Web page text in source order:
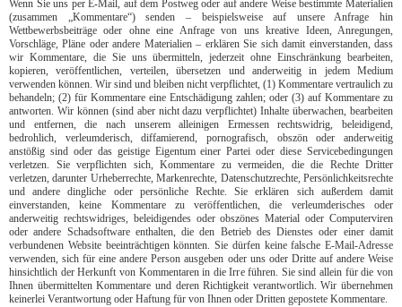
Wenn Sie uns per E-Mail, auf dem Postweg oder auf andere Weise bestimmte Materialien
(zusammen „Kommentare“) senden – beispielsweise auf unsere Anfrage hin
Wettbewerbsbeiträge oder ohne eine Anfrage von uns kreative Ideen, Anregungen,
Vorschläge, Pläne oder andere Materialien – erklären Sie sich damit einverstanden, dass
wir Kommentare, die Sie uns übermitteln, jederzeit ohne Einschränkung bearbeiten,
kopieren, veröffentlichen, verteilen, übersetzen und anderweitig in jedem Medium
verwenden können. Wir sind und bleiben nicht verpflichtet, (1) Kommentare vertraulich zu
behandeln; (2) für Kommentare eine Entschädigung zahlen; oder (3) auf Kommentare zu
antworten. Wir können (sind aber nicht dazu verpflichtet) Inhalte überwachen, bearbeiten
und entfernen, die nach unserem alleinigen Ermessen rechtswidrig, beleidigend,
bedrohlich, verleumderisch, diffamierend, pornografisch, obszön oder anderweitig
anstößig sind oder das geistige Eigentum einer Partei oder diese Servicebedingungen
verletzen. Sie verpflichten sich, Kommentare zu vermeiden, die die Rechte Dritter
verletzen, darunter Urheberrechte, Markenrechte, Datenschutzrechte, Persönlichkeitsrechte
und andere dingliche oder persönliche Rechte. Sie erklären sich außerdem damit
einverstanden, keine Kommentare zu veröffentlichen, die verleumderisches oder
anderweitig rechtswidriges, beleidigendes oder obszönes Material oder Computerviren
oder andere Schadsoftware enthalten, die den Betrieb des Dienstes oder einer damit
verbundenen Website beeinträchtigen könnten. Sie dürfen keine falsche E-Mail-Adresse
verwenden, sich für eine andere Person ausgeben oder uns oder Dritte auf andere Weise
hinsichtlich der Herkunft von Kommentaren in die Irre führen. Sie sind allein für die von
Ihnen übermittelten Kommentare und deren Richtigkeit verantwortlich. Wir übernehmen
keinerlei Verantwortung oder Haftung für von Ihnen oder Dritten gepostete Kommentare.